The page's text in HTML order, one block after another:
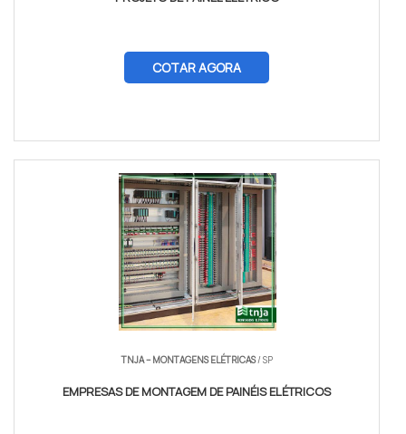
COTAR AGORA
TNJA – MONTAGENS ELÉTRICAS/ SP
EMPRESAS DE MONTAGEM DE PAINÉIS ELÉTRICOS